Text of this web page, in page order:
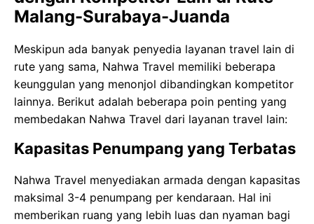
Malang-Surabaya-Juanda
Meskipun ada banyak penyedia layanan travel lain di
rute yang sama, Nahwa Travel memiliki beberapa
keunggulan yang menonjol dibandingkan kompetitor
lainnya. Berikut adalah beberapa poin penting yang
membedakan Nahwa Travel dari layanan travel lain:
Kapasitas Penumpang yang Terbatas
Nahwa Travel menyediakan armada dengan kapasitas
maksimal 3-4 penumpang per kendaraan. Hal ini
memberikan ruang yang lebih luas dan nyaman bagi